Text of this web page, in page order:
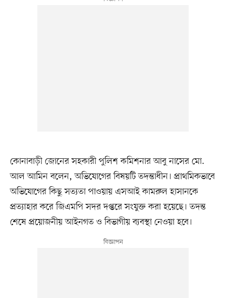
কোনাবাড়ী জোনের সহকারী পুলিশ কমিশনার আবু নাসের মো.
আল আমিন বলেন, অভিযোগের বিষয়টি তদন্তাধীন। প্রাথমিকভাবে
অভিযোগের কিছু সত্যতা পাওয়ায় এসআই কামরুল হাসানকে
প্রত্যাহার করে জিএমপি সদর দপ্তরে সংযুক্ত করা হয়েছে। তদন্ত
শেষে প্রয়োজনীয় আইনগত ও বিভাগীয় ব্যবস্থা নেওয়া হবে।